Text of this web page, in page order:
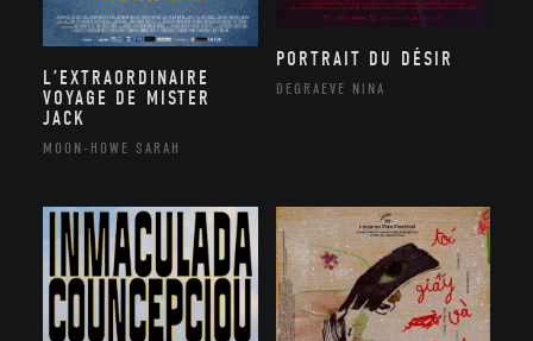
L’EXTRAORDINAIRE
VOYAGE DE MISTER
JACK
MOON-HOWE SARAH
PORTRAIT DU DÉSIR
DEGRAEVE NINA